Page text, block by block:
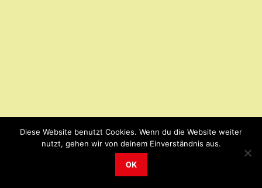
Diese Website benutzt Cookies. Wenn du die Website weiter
nutzt, gehen wir von deinem Einverständnis aus.
OK